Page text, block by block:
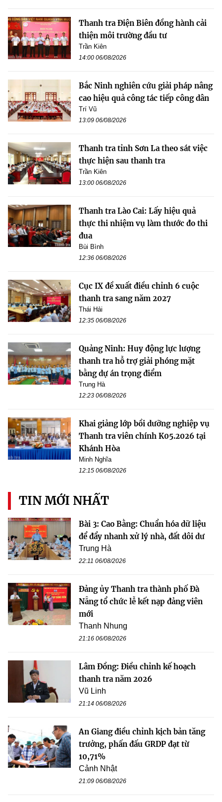
Thanh tra Điện Biên đồng hành cải
thiện môi trường đầu tư
Trần Kiên
14:00 06/08/2026
Bắc Ninh nghiên cứu giải pháp nâng
cao hiệu quả công tác tiếp công dân
Trí Vũ
13:09 06/08/2026
Thanh tra tỉnh Sơn La theo sát việc
thực hiện sau thanh tra
Trần Kiên
13:00 06/08/2026
Thanh tra Lào Cai: Lấy hiệu quả
thực thi nhiệm vụ làm thước đo thi
đua
Bùi Bình
12:36 06/08/2026
Cục IX đề xuất điều chỉnh 6 cuộc
thanh tra sang năm 2027
Thái Hải
12:35 06/08/2026
Quảng Ninh: Huy động lực lượng
thanh tra hỗ trợ giải phóng mặt
bằng dự án trọng điểm
Trung Hà
12:23 06/08/2026
Khai giảng lớp bồi dưỡng nghiệp vụ
Thanh tra viên chính K05.2026 tại
Khánh Hòa
Minh Nghĩa
12:15 06/08/2026
TIN MỚI NHẤT
Bài 3: Cao Bằng: Chuẩn hóa dữ liệu
để đẩy nhanh xử lý nhà, đất dôi dư
Trung Hà
22:11 06/08/2026
Đảng ủy Thanh tra thành phố Đà
Nẵng tổ chức lễ kết nạp đảng viên
mới
Thanh Nhung
21:16 06/08/2026
Lâm Đồng: Điều chỉnh kế hoạch
thanh tra năm 2026
Vũ Linh
21:14 06/08/2026
An Giang điều chỉnh kịch bản tăng
trưởng, phấn đấu GRDP đạt từ
10,71%
Cảnh Nhật
21:09 06/08/2026